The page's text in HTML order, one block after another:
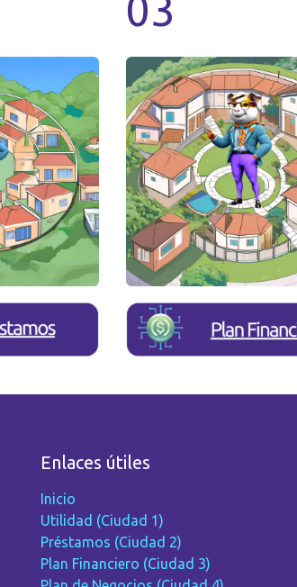
03
Enlaces útiles
Inicio
Utilidad (Ciudad 1)
Préstamos (Ciudad 2)
Plan Financiero (Ciudad 3)